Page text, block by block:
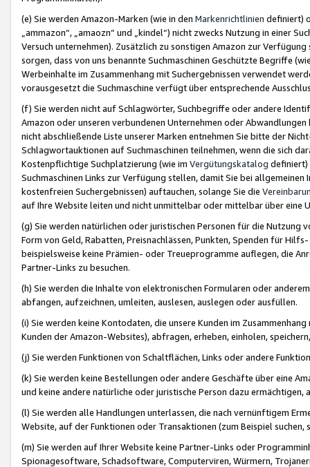
(e) Sie werden Amazon-Marken (wie in den Markenrichtlinien definiert)
„ammazon“, „amaozn“ und „kindel“) nicht zwecks Nutzung in einer
Versuch unternehmen). Zusätzlich zu sonstigen Amazon zur
sorgen, dass von uns benannte Suchmaschinen Geschützte Begriffe
Werbeinhalte im Zusammenhang mit Suchergebnissen verwendet
vorausgesetzt die Suchmaschine verfügt über entsprechende
(f) Sie werden nicht auf Schlagwörter, Suchbegriffe oder andere
Amazon oder unseren verbundenen Unternehmen oder
nicht abschließende Liste unserer Marken entnehmen Sie bitte der
Schlagwortauktionen auf Suchmaschinen teilnehmen, wenn die sich
Kostenpflichtige Suchplatzierung (wie im Vergütungskatalog definiert)
Suchmaschinen Links zur Verfügung stellen, damit Sie bei
kostenfreien Suchergebnissen) auftauchen, solange Sie die
auf Ihre Website leiten und nicht unmittelbar oder mittelbar über eine
(g) Sie werden natürlichen oder juristischen Personen für die Nutzung
Form von Geld, Rabatten, Preisnachlässen, Punkten, Spenden für
beispielsweise keine Prämien- oder Treueprogramme auflegen, die
Partner-Links zu besuchen.
(h) Sie werden die Inhalte von elektronischen Formularen oder
abfangen, aufzeichnen, umleiten, auslesen, auslegen oder ausfüllen.
(i) Sie werden keine Kontodaten, die unsere Kunden im
Kunden der Amazon-Websites), abfragen, erheben, einholen,
(j) Sie werden Funktionen von Schaltflächen, Links oder andere
(k) Sie werden keine Bestellungen oder andere Geschäfte über eine
und keine andere natürliche oder juristische Person dazu
(l) Sie werden alle Handlungen unterlassen, die nach vernünftigem
Website, auf der Funktionen oder Transaktionen (zum Beispiel
(m) Sie werden auf Ihrer Website keine Partner-Links oder
Spionagesoftware, Schadsoftware, Computerviren, Würmern,